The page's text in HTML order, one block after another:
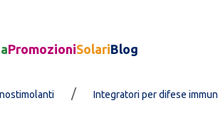
PromozioniSolariBlog
/ Integratori per difese